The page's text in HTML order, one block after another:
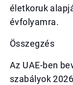
életkoruk
évfolyamra.
Összegzés
Az UAE-ben
szabályok